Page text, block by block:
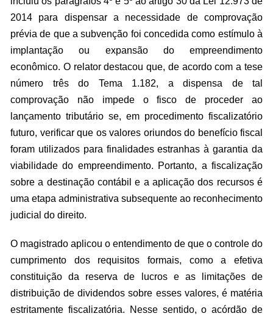
2014 para dispensar a necessidade de comprovação
prévia de que a subvenção foi concedida como estímulo à
implantação ou expansão do empreendimento
econômico. O relator destacou que, de acordo com a tese
número três do Tema 1.182, a dispensa de tal
comprovação não impede o fisco de proceder ao
lançamento tributário se, em procedimento fiscalizatório
futuro, verificar que os valores oriundos do benefício fiscal
foram utilizados para finalidades estranhas à garantia da
viabilidade do empreendimento. Portanto, a fiscalização
sobre a destinação contábil e a aplicação dos recursos é
uma etapa administrativa subsequente ao reconhecimento
judicial do direito.
O magistrado aplicou o entendimento de que o controle do
cumprimento dos requisitos formais, como a efetiva
constituição da reserva de lucros e as limitações de
distribuição de dividendos sobre esses valores, é matéria
estritamente fiscalizatória. Nesse sentido, o acórdão de